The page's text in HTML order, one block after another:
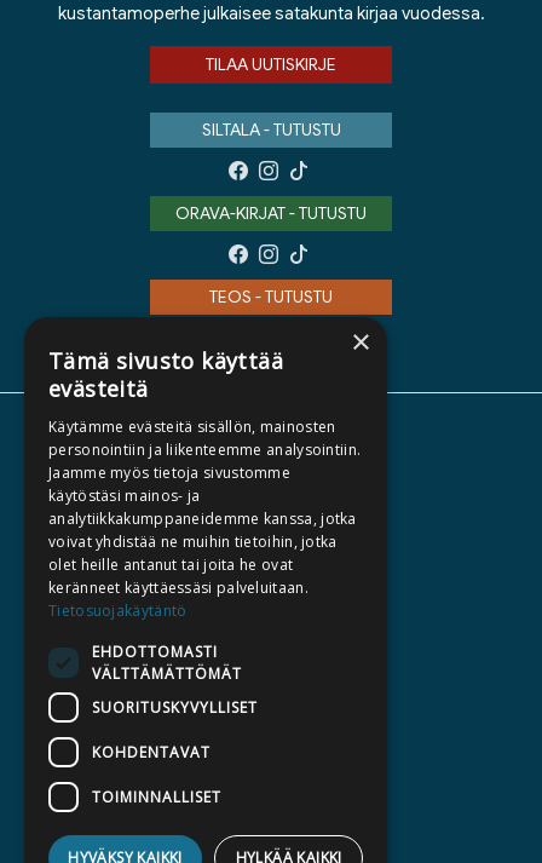
kustantamoperhe julkaisee satakunta kirjaa vuodessa.
TILAA UUTISKIRJE
SILTALA - TUTUSTU
ORAVA-KIRJAT - TUTUSTU
TEOS - TUTUSTU
TIETOA MEISTÄ
TEKIJÄT
KATALOGIT
AJANKOHTAISTA
HALUATKO KIRJAILIJAKSI
KIRJA TILAUSTYÖNÄ
MEDIALLE
LASKUTUSOSOITTEET
ENNAKKOTILATTAVAT
×
Tämä sivusto käyttää
evästeitä
Käytämme evästeitä sisällön, mainosten
personointiin ja liikenteemme analysointiin.
Jaamme myös tietoja sivustomme
käytöstäsi mainos- ja
analytiikkakumppaneidemme kanssa, jotka
voivat yhdistää ne muihin tietoihin, jotka
olet heille antanut tai joita he ovat
keränneet käyttäessäsi palveluitaan.
Tietosuojakäytäntö
EHDOTTOMASTI
VÄLTTÄMÄTTÖMÄT
SUORITUSKYVYLLISET
KOHDENTAVAT
TOIMINNALLISET
HYVÄKSY KAIKKI HYLKÄÄ KAIKKI